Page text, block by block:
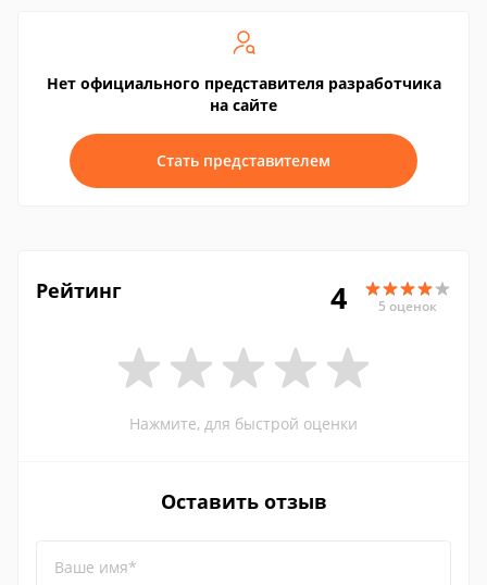
Нет официального представителя разработчика
на сайте
Стать представителем
Рейтинг 4 5 оценок
Нажмите, для быстрой оценки
Оставить отзыв
Ваше имя*